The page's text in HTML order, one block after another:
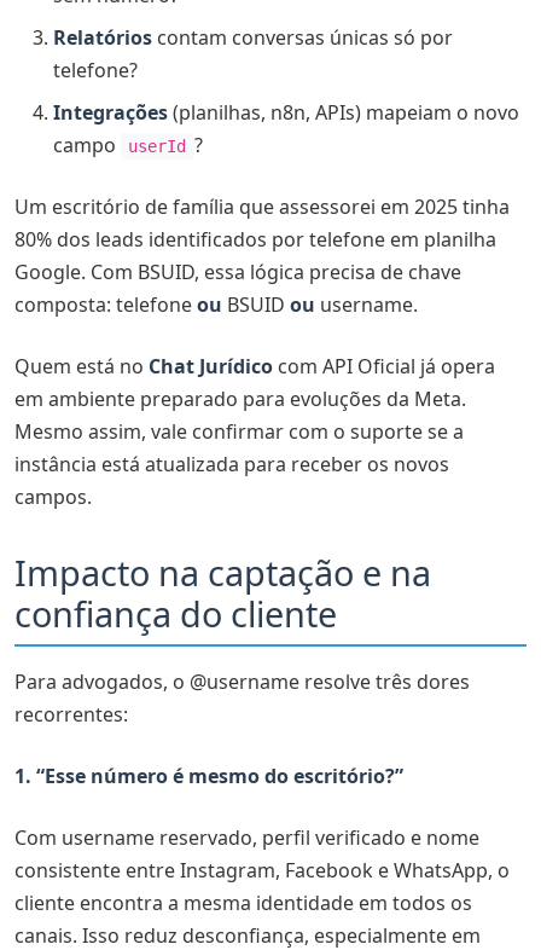
Relatórios contam conversas únicas só por
telefone?
Integrações(planilhas, n8n, APIs) mapeiam o novo
campo
userId ?
Um escritório de família que assessorei em 2025 tinha
80% dos leads identificados por telefone em planilha
Google. Com BSUID, essa lógica precisa de chave
composta: telefoneou BSUID ou username.
Quem está no Chat Jurídico com API Oficial já opera
em ambiente preparado para evoluções da Meta.
Mesmo assim, vale confirmar com o suporte se a
instância está atualizada para receber os novos
campos.
Impacto na captação e na
confiança do cliente
Para advogados, o @username resolve três dores
recorrentes:
1. “Esse número é mesmo do escritório?”
Com username reservado, perfil verificado e nome
consistente entre Instagram, Facebook e WhatsApp, o
cliente encontra a mesma identidade em todos os
canais. Isso reduz desconfiança, especialmente em